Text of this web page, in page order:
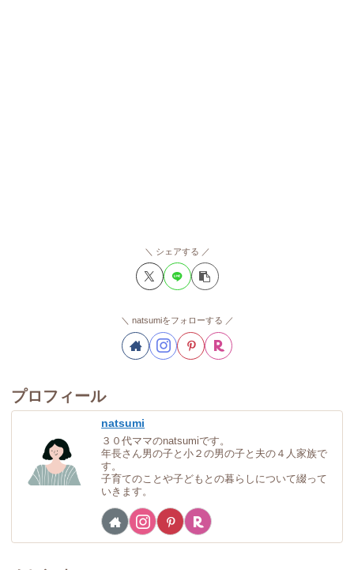
シェアする
natsumiをフォローする
プロフィール
natsumi
３０代ママのnatsumiです。
年長さん男の子と小２の男の子と夫の４人家族で
す。
子育てのことや子どもとの暮らしについて綴って
いきます。